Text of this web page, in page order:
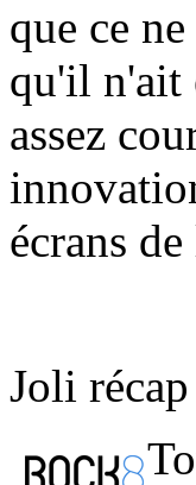
que ce
qu'il n'ait
assez
écrans
Joli